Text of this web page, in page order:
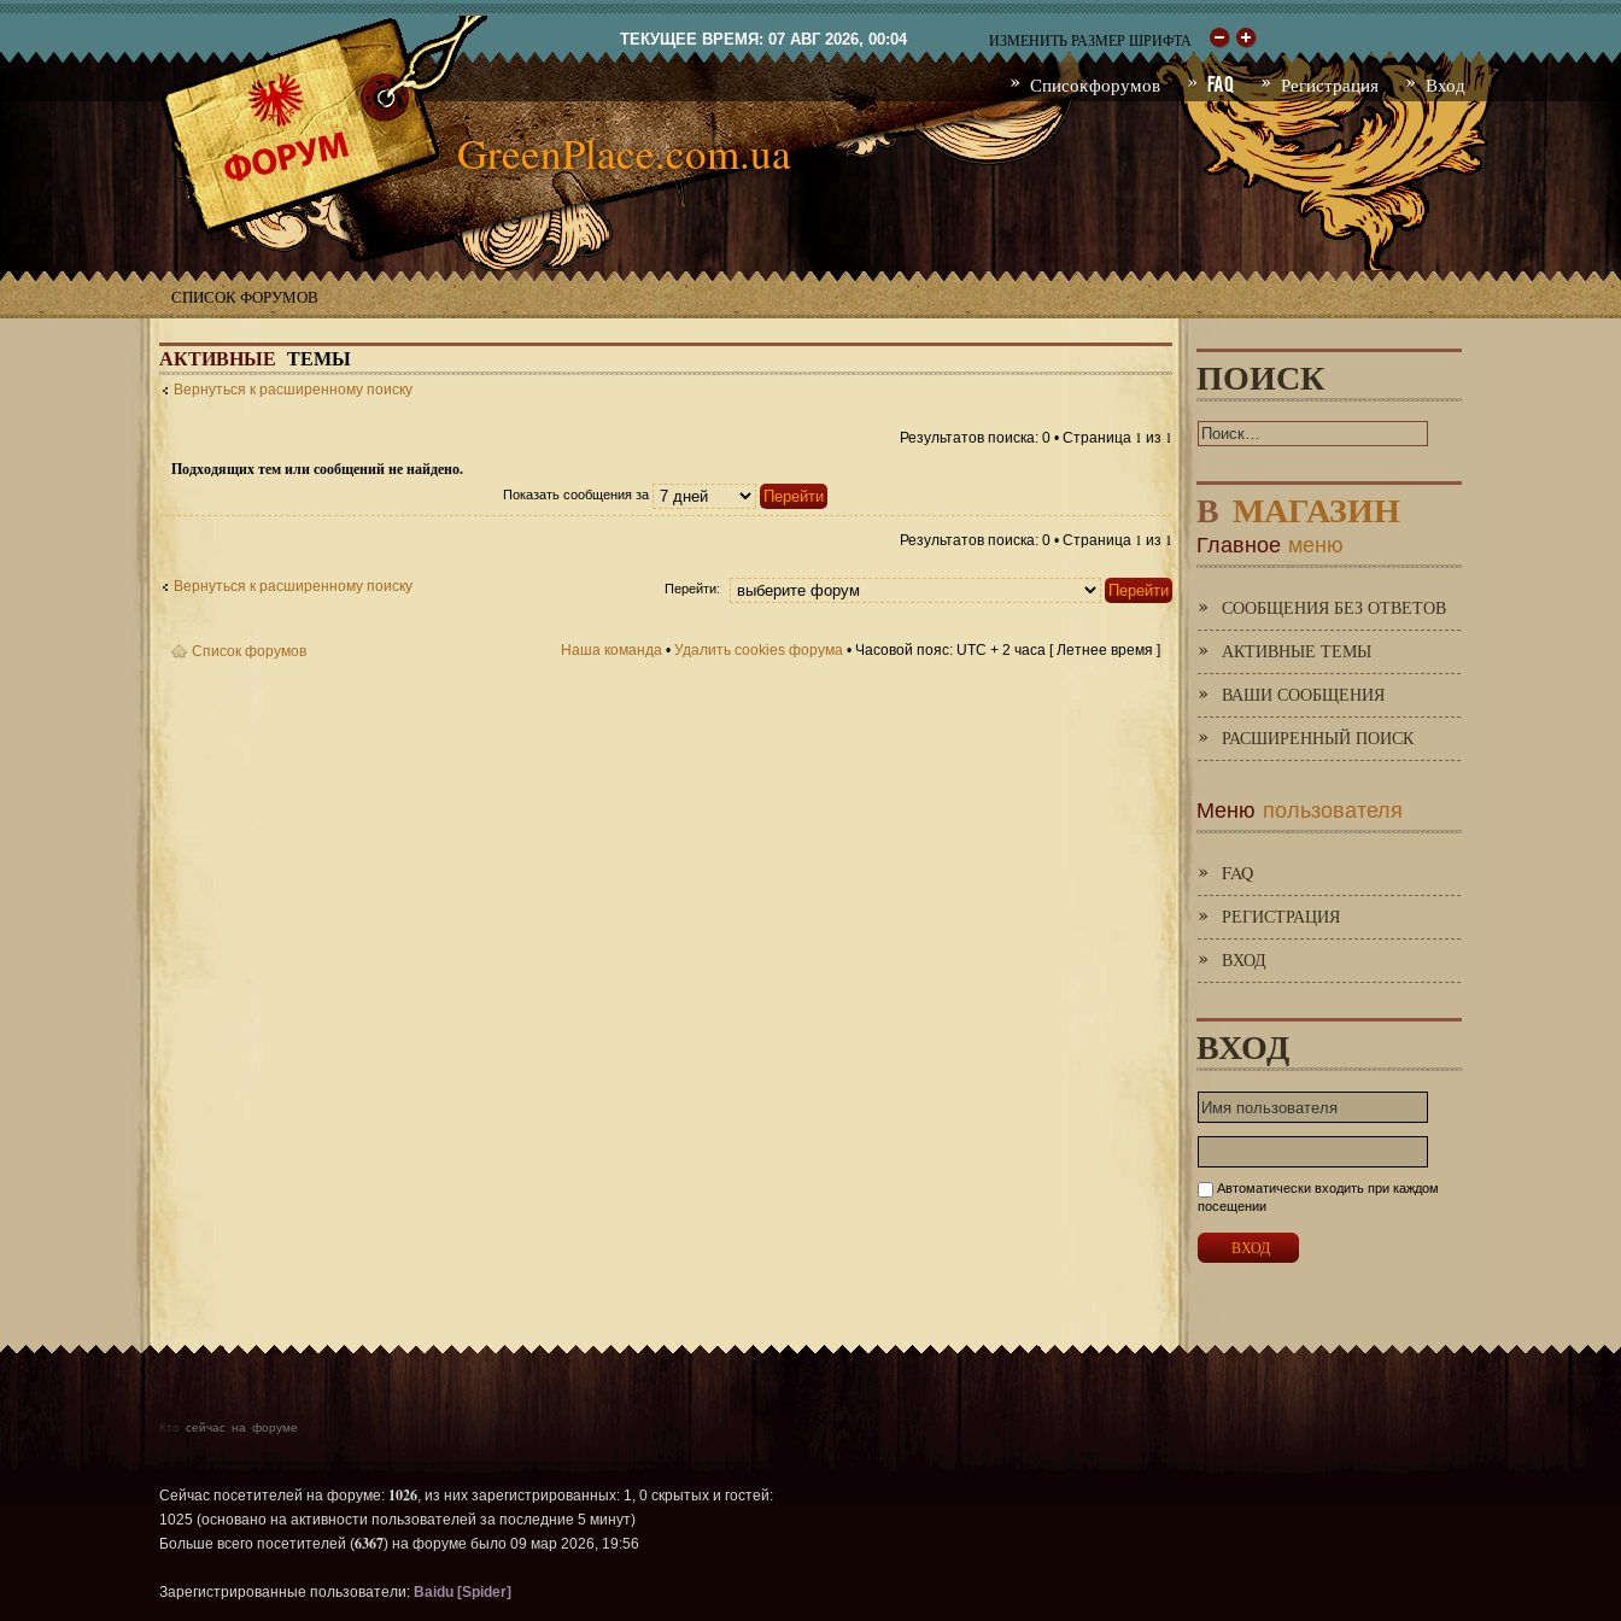
ТЕКУЩЕЕ ВРЕМЯ: 07 АВГ 2026, 00:04 ИЗМЕНИТЬ РАЗМЕР ШРИФТА
Список форумов FAQ Регистрация Вход
GreenPlace.com.ua
СПИСОК ФОРУМОВ
АКТИВНЫЕ ТЕМЫ
Вернуться к расширенному поиску
Результатов поиска: 0 • Страница 1 из 1
Подходящих тем или сообщений не найдено.
Показать сообщения за
Результатов поиска: 0 • Страница 1 из 1
Вернуться к расширенному поиску Перейти:
Список форумов Наша команда • Удалить cookies форума • Часовой пояс: UTC + 2 часа [ Летнее время ]
ПОИСК
В МАГАЗИН
Главное меню
СООБЩЕНИЯ БЕЗ ОТВЕТОВ
АКТИВНЫЕ ТЕМЫ
ВАШИ СООБЩЕНИЯ
РАСШИРЕННЫЙ ПОИСК
Меню пользователя
FAQ
РЕГИСТРАЦИЯ
ВХОД
ВХОД
Автоматически входить при каждом
посещении
Кто сейчас на форуме
Сейчас посетителей на форуме: 1026, из них зарегистрированных: 1, 0 скрытых и гостей:
1025 (основано на активности пользователей за последние 5 минут)
Больше всего посетителей (6367) на форуме было 09 мар 2026, 19:56
Зарегистрированные пользователи: Baidu [Spider]